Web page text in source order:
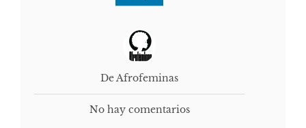
De Afrofeminas
No hay comentarios